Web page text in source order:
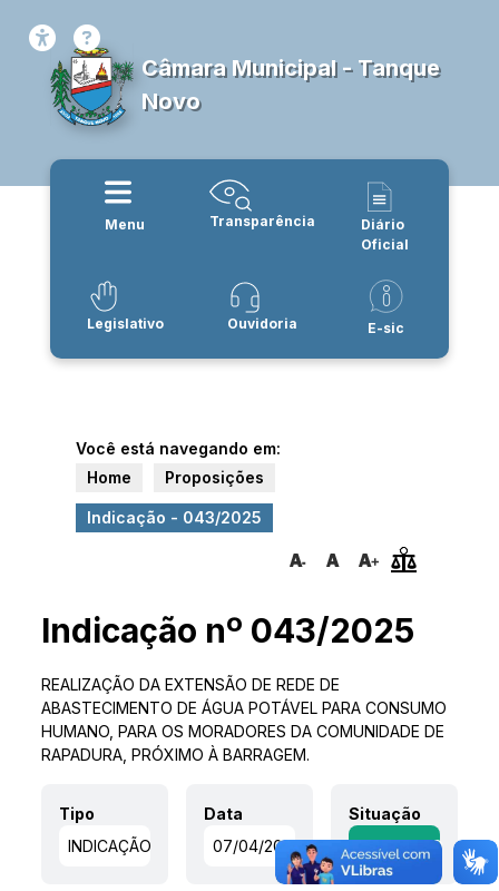
Câmara Municipal - Tanque
Novo
Menu Transparência
Diário
Oficial
Legislativo Ouvidoria E-sic
Você está navegando em:
Home
Proposições
Indicação - 043/2025
Indicação nº 043/2025
REALIZAÇÃO DA EXTENSÃO DE REDE DE
ABASTECIMENTO DE ÁGUA POTÁVEL PARA CONSUMO
HUMANO, PARA OS MORADORES DA COMUNIDADE DE
RAPADURA, PRÓXIMO À BARRAGEM.
Tipo
INDICAÇÃO
Data
07/04/2025
Situação
APROVADO